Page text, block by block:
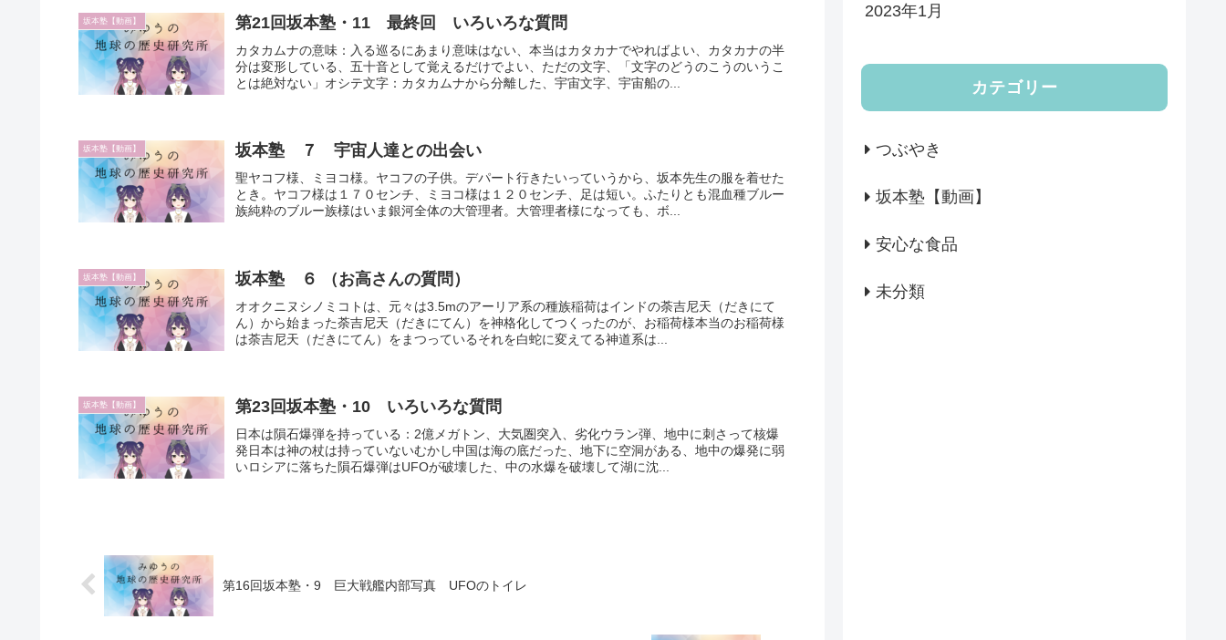
坂本塾【動画】 第21回坂本塾・11 最終回 いろいろな質問
カタカムナの意味：入る巡るにあまり意味はない、本当はカタカナでやればよい、カタカナの半
分は変形している、五十音として覚えるだけでよい、ただの文字、「文字のどうのこうのいうこ
とは絶対ない」オシテ文字：カタカムナから分離した、宇宙文字、宇宙船の...
坂本塾【動画】 坂本塾 ７ 宇宙人達との出会い
聖ヤコフ様、ミヨコ様。ヤコフの子供。デパート行きたいっていうから、坂本先生の服を着せた
とき。ヤコフ様は１７０センチ、ミヨコ様は１２０センチ、足は短い。ふたりとも混血種ブルー
族純粋のブルー族様はいま銀河全体の大管理者。大管理者様になっても、ボ...
坂本塾【動画】 坂本塾 ６ （お高さんの質問）
オオクニヌシノミコトは、元々は3.5mのアーリア系の種族稲荷はインドの荼吉尼天（だきにて
ん）から始まった荼吉尼天（だきにてん）を神格化してつくったのが、お稲荷様本当のお稲荷様
は荼吉尼天（だきにてん）をまつっているそれを白蛇に変えてる神道系は...
坂本塾【動画】 第23回坂本塾・10 いろいろな質問
日本は隕石爆弾を持っている：2億メガトン、大気圏突入、劣化ウラン弾、地中に刺さって核爆
発日本は神の杖は持っていないむかし中国は海の底だった、地下に空洞がある、地中の爆発に弱
いロシアに落ちた隕石爆弾はUFOが破壊した、中の水爆を破壊して湖に沈...
第16回坂本塾・9 巨大戦艦内部写真 UFOのトイレ
2023年1月
カテゴリー
つぶやき
坂本塾【動画】
安心な食品
未分類